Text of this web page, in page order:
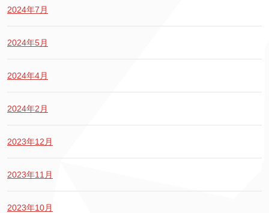
2024年7月
2024年5月
2024年4月
2024年2月
2023年12月
2023年11月
2023年10月